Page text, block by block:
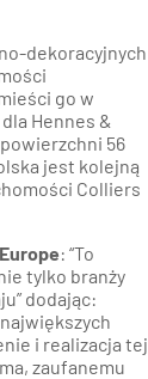
dekoracyjnych
go w
Hennes &
56
jest kolejną
Colliers
: “To
tylko branży
dodając:
i realizacja tej
zaufanemu